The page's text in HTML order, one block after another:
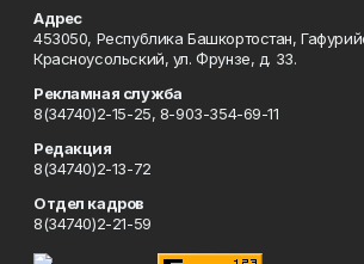
Адрес
453050, Республика Башкортостан,
Красноусольский, ул. Фрунзе, д. 33.
Рекламная служба
8(34740)2-15-25, 8-903-354-69-11
Редакция
8(34740)2-13-72
Отдел кадров
8(34740)2-21-59